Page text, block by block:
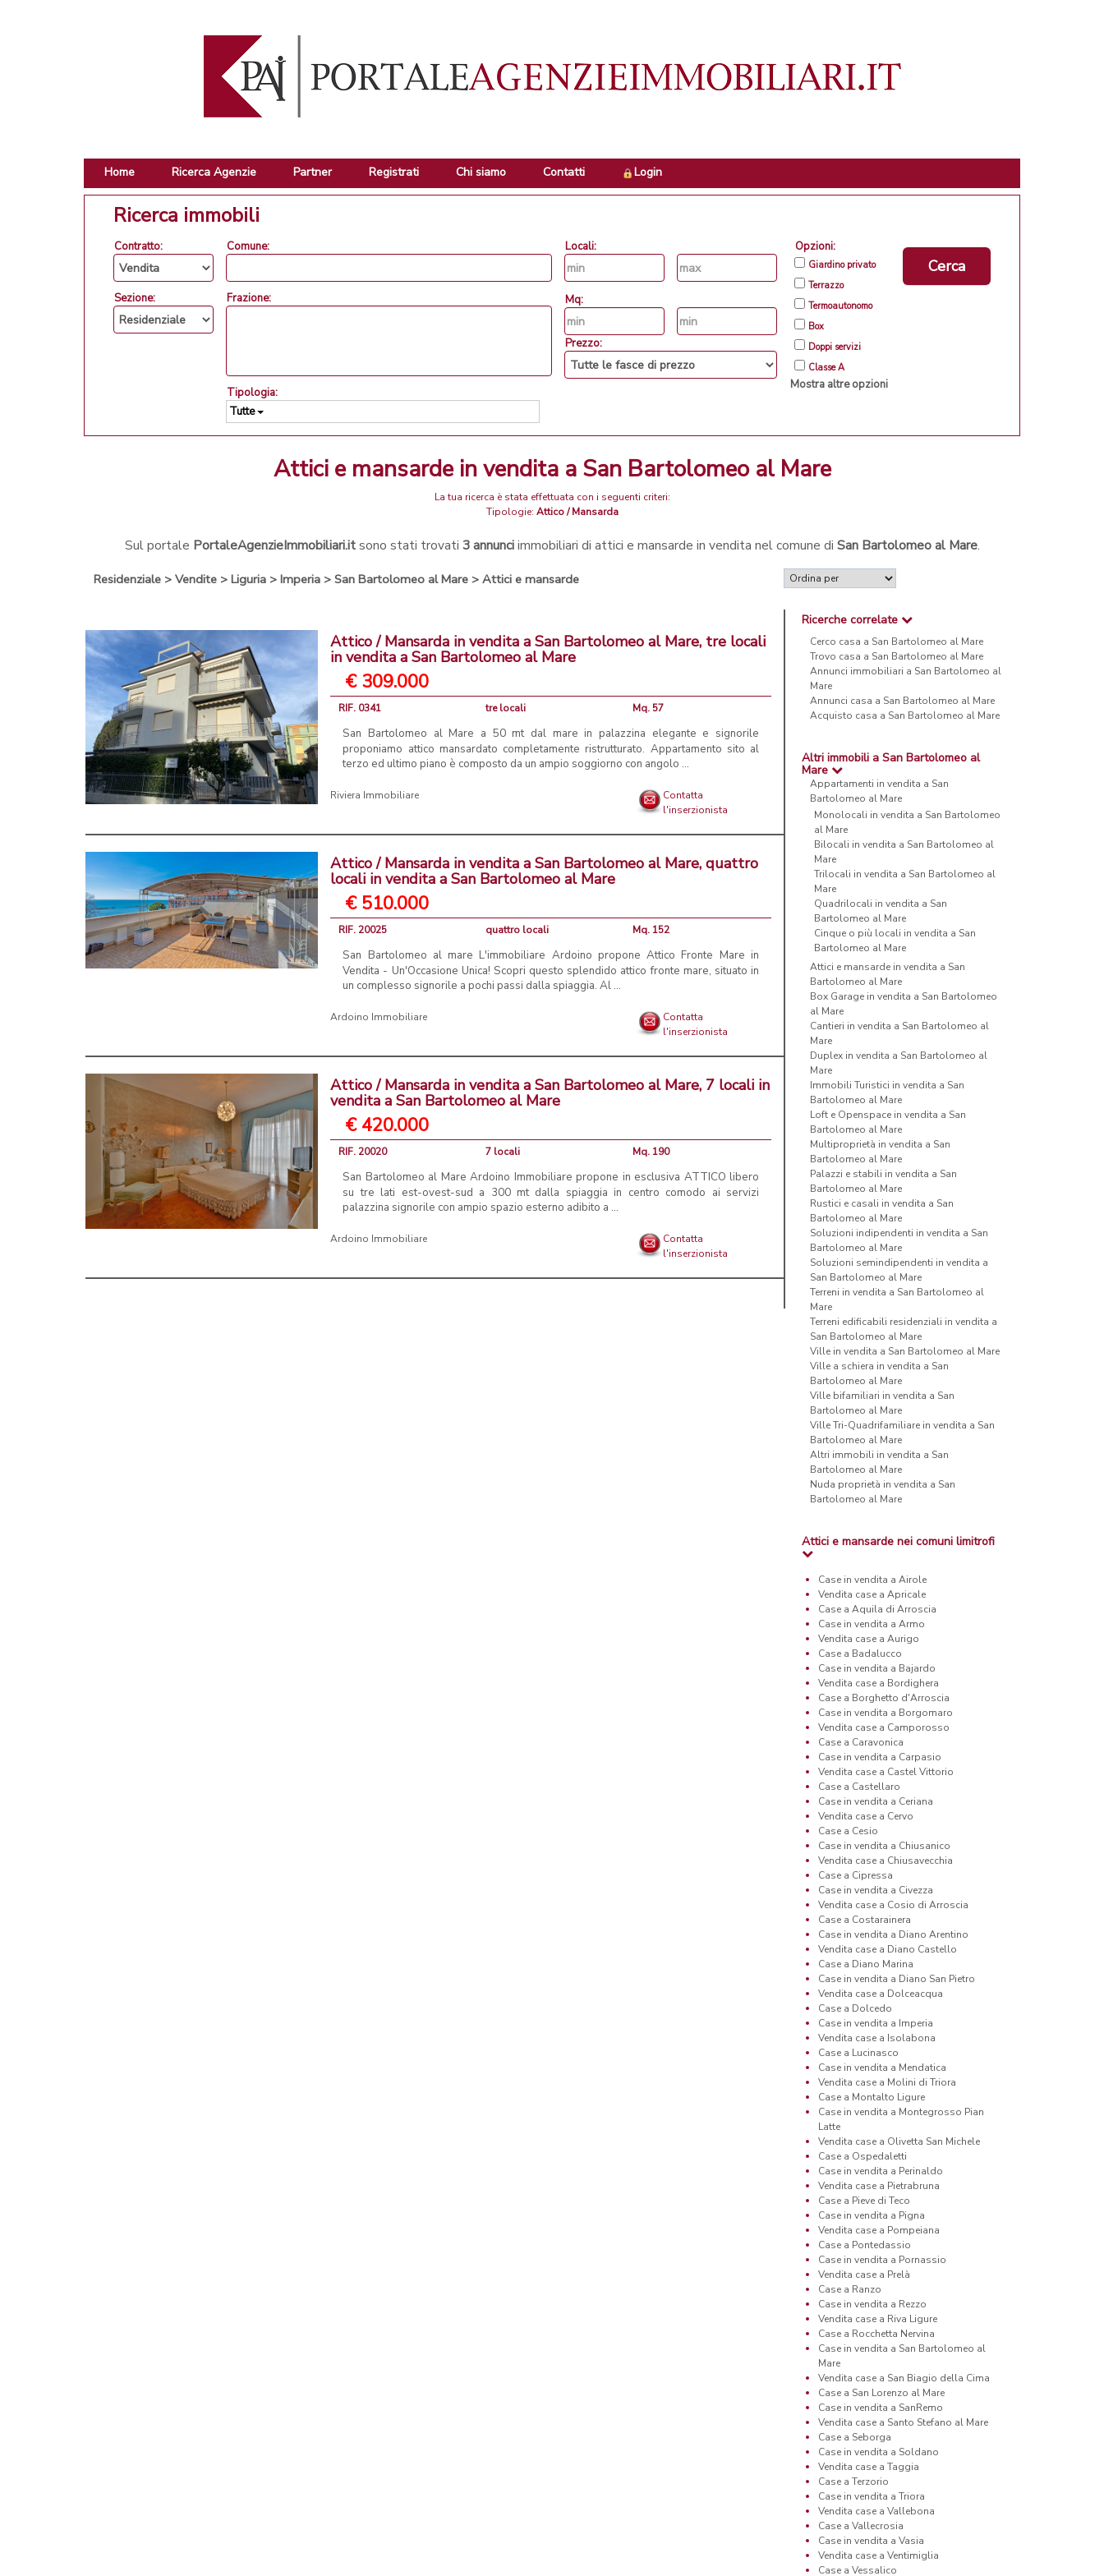
Home Ricerca Agenzie Partner Registrati Chi siamo Contatti Login
Ricerca immobili
Contratto:
Sezione:
Comune:
Frazione:
Tipologia:
Tutte
Locali:
Mq:
Prezzo:
Opzioni:
Giardino privato
Terrazzo
Termoautonomo
Box
Doppi servizi
Classe A
Mostra altre opzioni
Cerca
attici e mansarde in vendita a San Bartolomeo al Mare
La tua ricerca è stata effettuata con i seguenti criteri:
Tipologie: Attico / Mansarda
Sul portale PortaleAgenzieImmobiliari.itsono stati trovati 3 annunciimmobiliari di attici e mansarde in vendita nel comune di San Bartolomeo al Mare.
Residenziale > Vendite > Liguria > Imperia > San Bartolomeo al Mare > Attici e mansarde
Attico / Mansarda in vendita a San Bartolomeo al Mare, tre locali
in vendita a San Bartolomeo al Mare
€ 309.000
RIF. 0341 tre locali Mq. 57
San Bartolomeo al Mare a 50 mt dal mare in palazzina elegante e signorile
proponiamo attico mansardato completamente ristrutturato. Appartamento sito al
terzo ed ultimo piano è composto da un ampio soggiorno con angolo ...
Riviera Immobiliare
Contatta
l'inserzionista
Attico / Mansarda in vendita a San Bartolomeo al Mare, quattro
locali in vendita a San Bartolomeo al Mare
€ 510.000
RIF. 20025 quattro locali Mq. 152
San Bartolomeo al mare L'immobiliare Ardoino propone Attico Fronte Mare in
Vendita - Un'Occasione Unica! Scopri questo splendido attico fronte mare, situato in
un complesso signorile a pochi passi dalla spiaggia. Al ...
Ardoino Immobiliare
Contatta
l'inserzionista
Attico / Mansarda in vendita a San Bartolomeo al Mare, 7 locali in
vendita a San Bartolomeo al Mare
€ 420.000
RIF. 20020 7 locali Mq. 190
San Bartolomeo al Mare Ardoino Immobiliare propone in esclusiva ATTICO libero
su tre lati est-ovest-sud a 300 mt dalla spiaggia in centro comodo ai servizi
palazzina signorile con ampio spazio esterno adibito a ...
Ardoino Immobiliare
Contatta
l'inserzionista
Ricerche correlate
Cerco casa a San Bartolomeo al Mare
Trovo casa a San Bartolomeo al Mare
Annunci immobiliari a San Bartolomeo al
Mare
Annunci casa a San Bartolomeo al Mare
Acquisto casa a San Bartolomeo al Mare
Altri immobili a San Bartolomeo al
Mare
Appartamenti in vendita a San
Bartolomeo al Mare
Monolocali in vendita a San Bartolomeo
al Mare
Bilocali in vendita a San Bartolomeo al
Mare
Trilocali in vendita a San Bartolomeo al
Mare
Quadrilocali in vendita a San
Bartolomeo al Mare
Cinque o più locali in vendita a San
Bartolomeo al Mare
Attici e mansarde in vendita a San
Bartolomeo al Mare
Box Garage in vendita a San Bartolomeo
al Mare
Cantieri in vendita a San Bartolomeo al
Mare
Duplex in vendita a San Bartolomeo al
Mare
Immobili Turistici in vendita a San
Bartolomeo al Mare
Loft e Openspace in vendita a San
Bartolomeo al Mare
Multiproprietà in vendita a San
Bartolomeo al Mare
Palazzi e stabili in vendita a San
Bartolomeo al Mare
Rustici e casali in vendita a San
Bartolomeo al Mare
Soluzioni indipendenti in vendita a San
Bartolomeo al Mare
Soluzioni semindipendenti in vendita a
San Bartolomeo al Mare
Terreni in vendita a San Bartolomeo al
Mare
Terreni edificabili residenziali in vendita a
San Bartolomeo al Mare
Ville in vendita a San Bartolomeo al Mare
Ville a schiera in vendita a San
Bartolomeo al Mare
Ville bifamiliari in vendita a San
Bartolomeo al Mare
Ville Tri-Quadrifamiliare in vendita a San
Bartolomeo al Mare
Altri immobili in vendita a San
Bartolomeo al Mare
Nuda proprietà in vendita a San
Bartolomeo al Mare
Attici e mansarde nei comuni limitrofi
Case in vendita a Airole
Vendita case a Apricale
Case a Aquila di Arroscia
Case in vendita a Armo
Vendita case a Aurigo
Case a Badalucco
Case in vendita a Bajardo
Vendita case a Bordighera
Case a Borghetto d'Arroscia
Case in vendita a Borgomaro
Vendita case a Camporosso
Case a Caravonica
Case in vendita a Carpasio
Vendita case a Castel Vittorio
Case a Castellaro
Case in vendita a Ceriana
Vendita case a Cervo
Case a Cesio
Case in vendita a Chiusanico
Vendita case a Chiusavecchia
Case a Cipressa
Case in vendita a Civezza
Vendita case a Cosio di Arroscia
Case a Costarainera
Case in vendita a Diano Arentino
Vendita case a Diano Castello
Case a Diano Marina
Case in vendita a Diano San Pietro
Vendita case a Dolceacqua
Case a Dolcedo
Case in vendita a Imperia
Vendita case a Isolabona
Case a Lucinasco
Case in vendita a Mendatica
Vendita case a Molini di Triora
Case a Montalto Ligure
Case in vendita a Montegrosso Pian
Latte
Vendita case a Olivetta San Michele
Case a Ospedaletti
Case in vendita a Perinaldo
Vendita case a Pietrabruna
Case a Pieve di Teco
Case in vendita a Pigna
Vendita case a Pompeiana
Case a Pontedassio
Case in vendita a Pornassio
Vendita case a Prelà
Case a Ranzo
Case in vendita a Rezzo
Vendita case a Riva Ligure
Case a Rocchetta Nervina
Case in vendita a San Bartolomeo al
Mare
Vendita case a San Biagio della Cima
Case a San Lorenzo al Mare
Case in vendita a SanRemo
Vendita case a Santo Stefano al Mare
Case a Seborga
Case in vendita a Soldano
Vendita case a Taggia
Case a Terzorio
Case in vendita a Triora
Vendita case a Vallebona
Case a Vallecrosia
Case in vendita a Vasia
Vendita case a Ventimiglia
Case a Vessalico